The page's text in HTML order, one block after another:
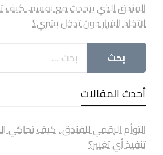
الفندق الذي يتحدث مع نفسه.. كيف
لاتخاذ القرار دون تدخل بشري؟
أحدث المقالات
التوأم الرقمي للفندق.. كيف تحاكي
تنفيذ أي تغيير؟